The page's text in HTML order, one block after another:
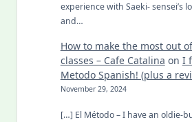
experience with Saeki- sensei’s
and…
How to make the most out
classes – Cafe Catalina on I
Metodo Spanish! (plus a
November 29, 2024
[…] El Método – I have an oldie-